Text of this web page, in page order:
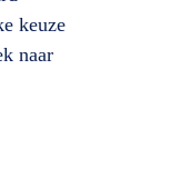
keuze
naar